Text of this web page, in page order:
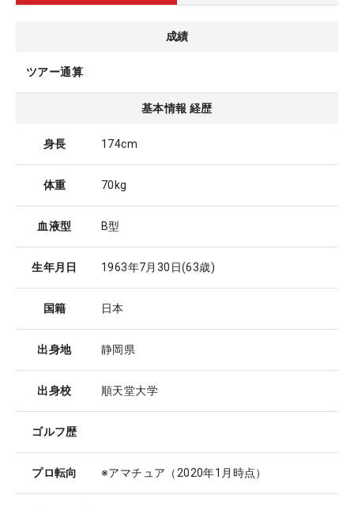
成績
ツアー通算
基本情報 経歴
身長 174cm
体重 70kg
血液型 B型
生年月日 1963年7月30日(63歳)
国籍 日本
出身地 静岡県
出身校 順天堂大学
ゴルフ歴
プロ転向 ※アマチュア（2020年1月時点）